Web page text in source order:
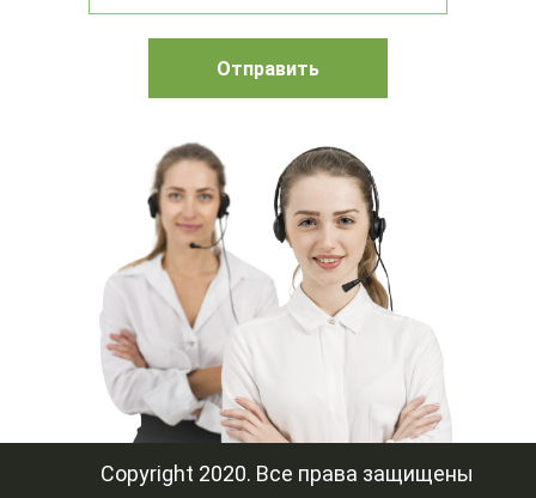
Mystery-Звонки
Отправить
Copyright 2020. Все права защищены